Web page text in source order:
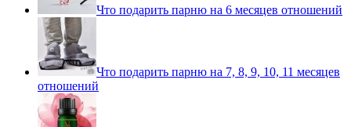
Что подарить парню на 6 месяцев отношений
Что подарить парню на 7, 8, 9, 10, 11 месяцев
отношений